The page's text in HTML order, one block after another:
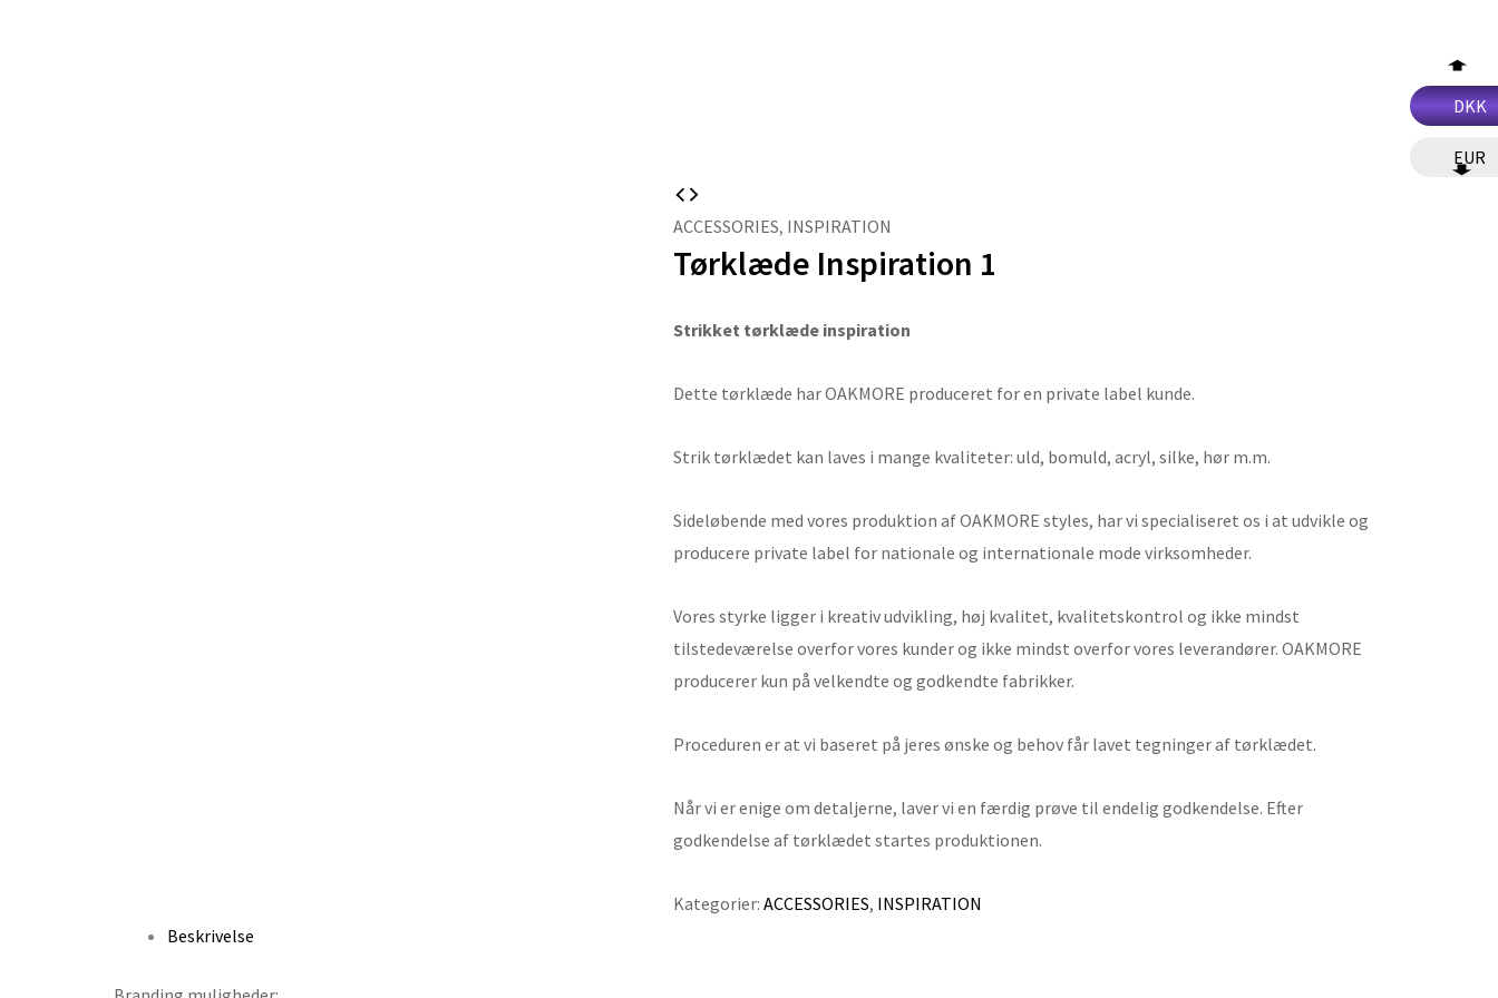
DKK
EUR
ACCESSORIES, INSPIRATION
Tørklæde Inspiration 1
Strikket tørklæde inspiration
Dette tørklæde har OAKMORE produceret for en private label kunde.
Strik tørklædet kan laves i mange kvaliteter: uld, bomuld, acryl, silke, hør m.m.
Sideløbende med vores produktion af OAKMORE styles, har vi specialiseret os i at udvikle og
producere private label for nationale og internationale mode virksomheder.
Vores styrke ligger i kreativ udvikling, høj kvalitet, kvalitetskontrol og ikke mindst
tilstedeværelse overfor vores kunder og ikke mindst overfor vores leverandører. OAKMORE
producerer kun på velkendte og godkendte fabrikker.
Proceduren er at vi baseret på jeres ønske og behov får lavet tegninger af tørklædet.
Når vi er enige om detaljerne, laver vi en færdig prøve til endelig godkendelse. Efter
godkendelse af tørklædet startes produktionen.
Kategorier: ACCESSORIES, INSPIRATION
Beskrivelse